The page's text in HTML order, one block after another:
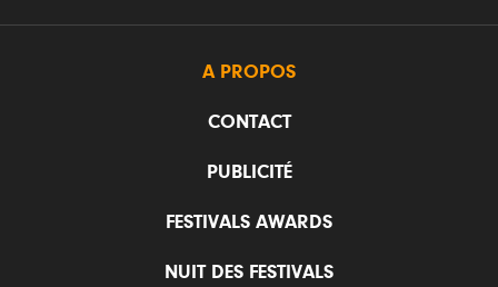
A PROPOS
CONTACT
PUBLICITÉ
FESTIVALS AWARDS
NUIT DES FESTIVALS